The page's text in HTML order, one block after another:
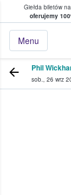
Giełda biletów
oferujemy
Menu
w
Phil
sob., 26 wrz